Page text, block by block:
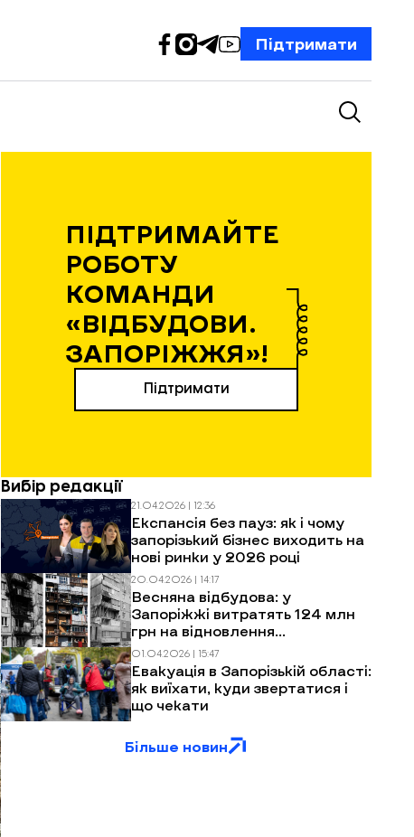
Підтримати
ПІДТРИМАЙТЕ
РОБОТУ
КОМАНДИ
«ВІДБУДОВИ.
ЗАПОРІЖЖЯ»!
Підтримати
Вибір редакції
21.04.2026 | 12:36
Експансія без пауз: як і чому
запорізький бізнес виходить на
нові ринки у 2026 році
20.04.2026 | 14:17
Весняна відбудова: у
Запоріжжі витратять 124 млн
грн на відновлення
багатоповерхівок після
обстрілів
01.04.2026 | 15:47
Евакуація в Запорізькій області:
як виїхати, куди звертатися і
що чекати
Більше новин